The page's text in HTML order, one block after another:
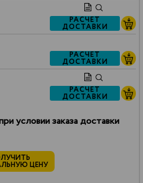
РАСЧЕТ
ДОСТАВКИ
РАСЧЕТ
ДОСТАВКИ
РАСЧЕТ
ДОСТАВКИ
условии заказа доставки
ЦЕНУ